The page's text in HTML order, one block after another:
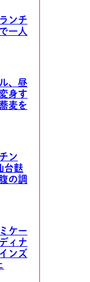
ンチ
一人
、昼
身す
麦を
ン
台麩
の調
ケー
ィナ
ンズ